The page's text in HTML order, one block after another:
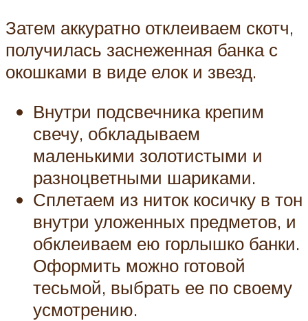
Затем аккуратно отклеиваем скотч,
получилась заснеженная банка с
окошками в виде елок и звезд.
Внутри подсвечника крепим
свечу, обкладываем
маленькими золотистыми и
разноцветными шариками.
Сплетаем из ниток косичку в тон
внутри уложенных предметов, и
обклеиваем ею горлышко банки.
Оформить можно готовой
тесьмой, выбрать ее по своему
усмотрению.